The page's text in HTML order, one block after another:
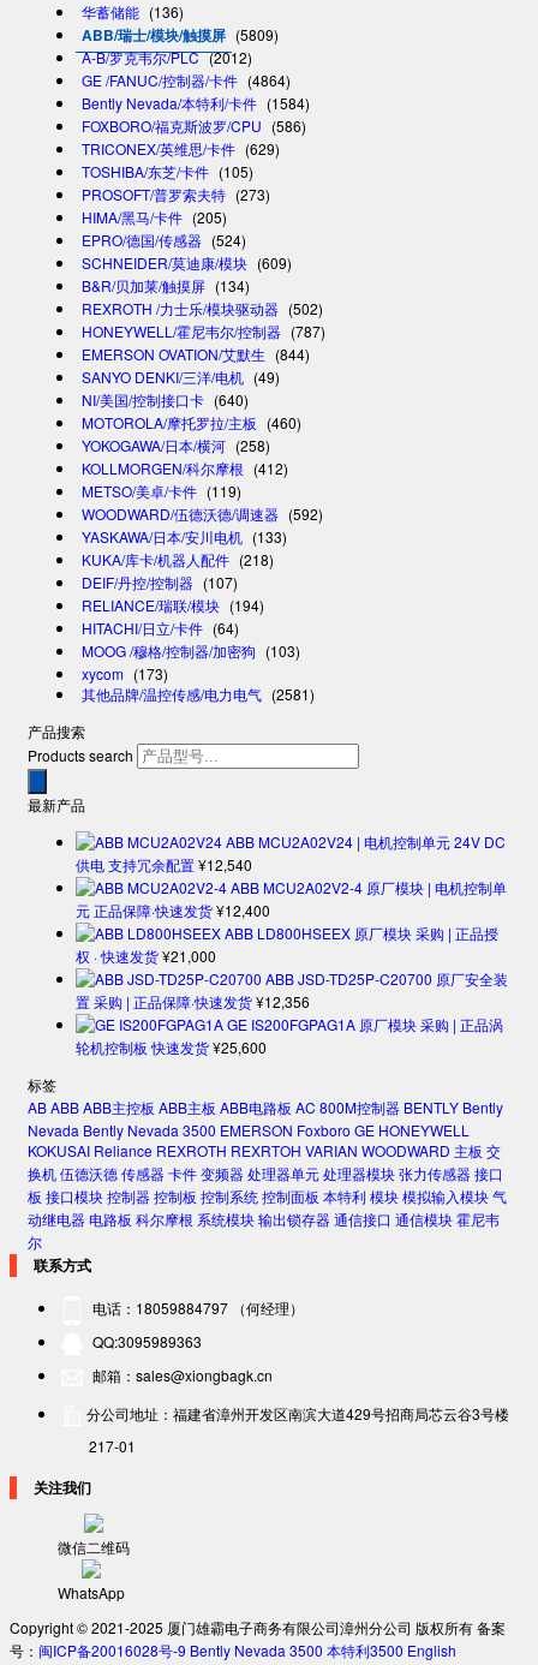
华蓄储能 (136)
ABB/瑞士/模块/触摸屏 (5809)
A-B/罗克韦尔/PLC (2012)
GE /FANUC/控制器/卡件 (4864)
Bently Nevada/本特利/卡件 (1584)
FOXBORO/福克斯波罗/CPU (586)
TRICONEX/英维思/卡件 (629)
TOSHIBA/东芝/卡件 (105)
PROSOFT/普罗索夫特 (273)
HIMA/黑马/卡件 (205)
EPRO/德国/传感器 (524)
SCHNEIDER/莫迪康/模块 (609)
B&R/贝加莱/触摸屏 (134)
REXROTH /力士乐/模块驱动器 (502)
HONEYWELL/霍尼韦尔/控制器 (787)
EMERSON OVATION/艾默生 (844)
SANYO DENKI/三洋/电机 (49)
NI/美国/控制接口卡 (640)
MOTOROLA/摩托罗拉/主板 (460)
YOKOGAWA/日本/横河 (258)
KOLLMORGEN/科尔摩根 (412)
METSO/美卓/卡件 (119)
WOODWARD/伍德沃德/调速器 (592)
YASKAWA/日本/安川电机 (133)
KUKA/库卡/机器人配件 (218)
DEIF/丹控/控制器 (107)
RELIANCE/瑞联/模块 (194)
HITACHI/日立/卡件 (64)
MOOG /穆格/控制器/加密狗 (103)
xycom (173)
其他品牌/温控传感/电力电气 (2581)
产品搜索
Products search
最新产品
ABB MCU2A02V24 | 电机控制单元 24V DC
供电 支持冗余配置¥12,540
ABB MCU2A02V2-4 原厂模块 | 电机控制单
元 正品保障·快速发货¥12,400
ABB LD800HSEEX 原厂模块 采购 | 正品授
权 · 快速发货¥21,000
ABB JSD-TD25P-C20700 原厂安全装
置 采购 | 正品保障·快速发货¥12,356
GE IS200FGPAG1A 原厂模块 采购 | 正品涡
轮机控制板 快速发货¥25,600
标签
ABABBABB主控板 ABB主板 ABB电路板 AC 800M控制器 BENTLY Bently
Nevada Bently Nevada 3500 EMERSON Foxboro GE HONEYWELL
KOKUSAI Reliance REXROTH REXRTOH VARIAN WOODWARD 主板 交
换机伍德沃德传感器卡件变频器处理器单元处理器模块张力传感器接口
板 接口模块控制器控制板 控制系统控制面板 本特利模块模拟输入模块气
动继电器电路板 科尔摩根 系统模块输出锁存器通信接口 通信模块霍尼韦
尔
联系方式
电话：18059884797 （何经理）
QQ:3095989363
邮箱：sales@xiongbagk.cn
分公司地址：福建省漳州开发区南滨大道429号招商局芯云谷3号楼
217-01
关注我们
微信二维码
WhatsApp
Copyright © 2021-2025 厦门雄霸电子商务有限公司漳州分公司 版权所有 备案
号： 闽ICP备20016028号-9 Bently Nevada 3500 本特利3500 English